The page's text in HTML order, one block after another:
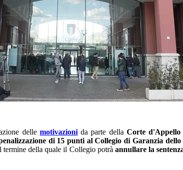
delle motivazionida parte dellaCorte
di 15 punti al Collegio di Garanzia dello
termine della quale il Collegio potrà annullare la